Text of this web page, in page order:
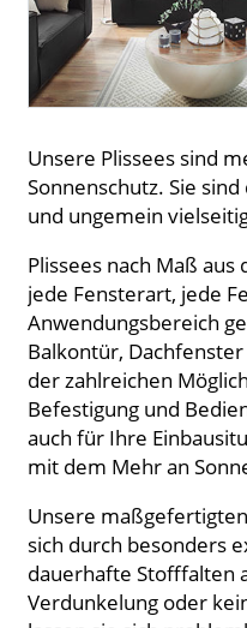
Unsere Plissees sind
Sonnenschutz. Sie
und ungemein
Plissees nach Maß
jede Fensterart, jede
Anwendungsbereich
Balkontür,
der zahlreichen
Befestigung und
auch für Ihre
mit dem Mehr an
Unsere
sich durch besonders
dauerhafte Stofffalten
Verdunkelung oder